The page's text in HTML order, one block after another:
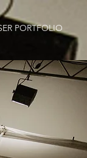
PORTFOLIO